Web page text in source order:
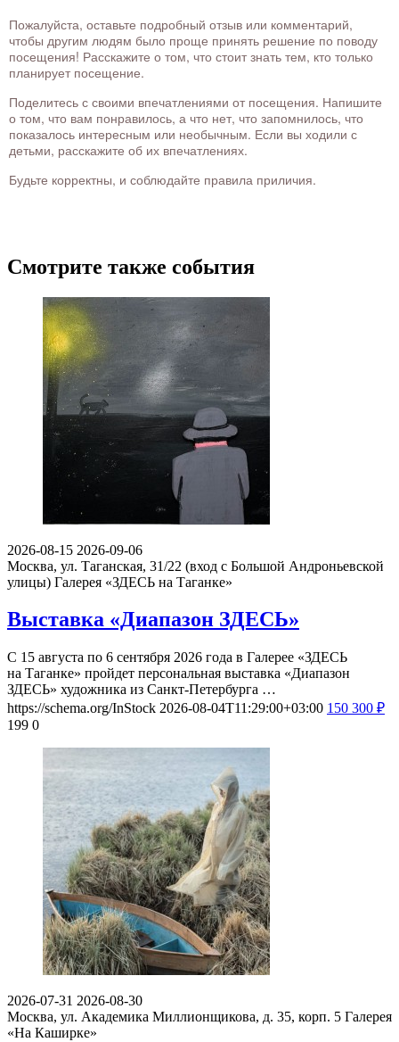
Пожалуйста, оставьте подробный отзыв или комментарий,
чтобы другим людям было проще принять решение по поводу
посещения! Расскажите о том, что стоит знать тем, кто только
планирует посещение.
Поделитесь с своими впечатлениями от посещения. Напишите
о том, что вам понравилось, а что нет, что запомнилось, что
показалось интересным или необычным. Если вы ходили с
детьми, расскажите об их впечатлениях.
Будьте корректны, и соблюдайте правила приличия.
Смотрите также события
2026-08-15 2026-09-06
Москва, ул. Таганская, 31/22 (вход с Большой Андроньевской
улицы) Галерея «ЗДЕСЬ на Таганке»
Выставка «Диапазон ЗДЕСЬ»
С 15 августа по 6 сентября 2026 года в Галерее «ЗДЕСЬ
на Таганке» пройдет персональная выставка «Диапазон
ЗДЕСЬ» художника из Санкт-Петербурга …
https://schema.org/InStock 2026-08-04T11:29:00+03:00 150 300 ₽
199 0
2026-07-31 2026-08-30
Москва, ул. Академика Миллионщикова, д. 35, корп. 5 Галерея
«На Каширке»